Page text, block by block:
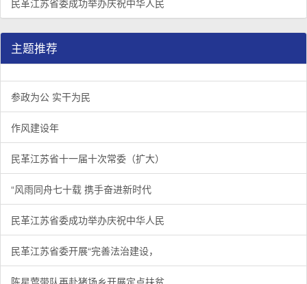
民革江苏省委成功举办庆祝中华人民
主题推荐
参政为公 实干为民
作风建设年
民革江苏省十一届十次常委（扩大）
“风雨同舟七十载 携手奋进新时代
民革江苏省委成功举办庆祝中华人民
民革江苏省委开展“完善法治建设，